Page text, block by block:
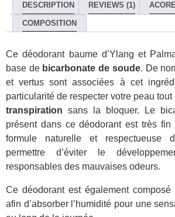
DESCRIPTION REVIEWS (1)
COMPOSITION
Ce déodorant baume d’Ylang et
base debicarbonate de soude. De
et vertus sont associées à cet
particularité de respecter votre peau tout
transpiration sans la bloquer. Le
présent dans ce déodorant est très fin
formule naturelle et respectueuse
permettre d’éviter le
responsables des mauvaises odeurs.
Ce déodorant est également composé
afin d’absorber l’humidité pour une